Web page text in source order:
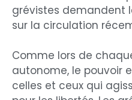
grévistes demandent
sur la circulation
Comme lors de
autonome, le pouvoir
celles et ceux qui